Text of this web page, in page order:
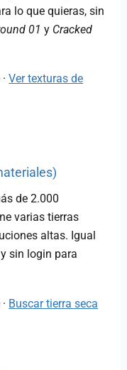
lo que quieras, sin
01 y Cracked
·Ver texturas de
de 2.000
varias tierras
altas. Igual
sin login para
Buscar tierra seca